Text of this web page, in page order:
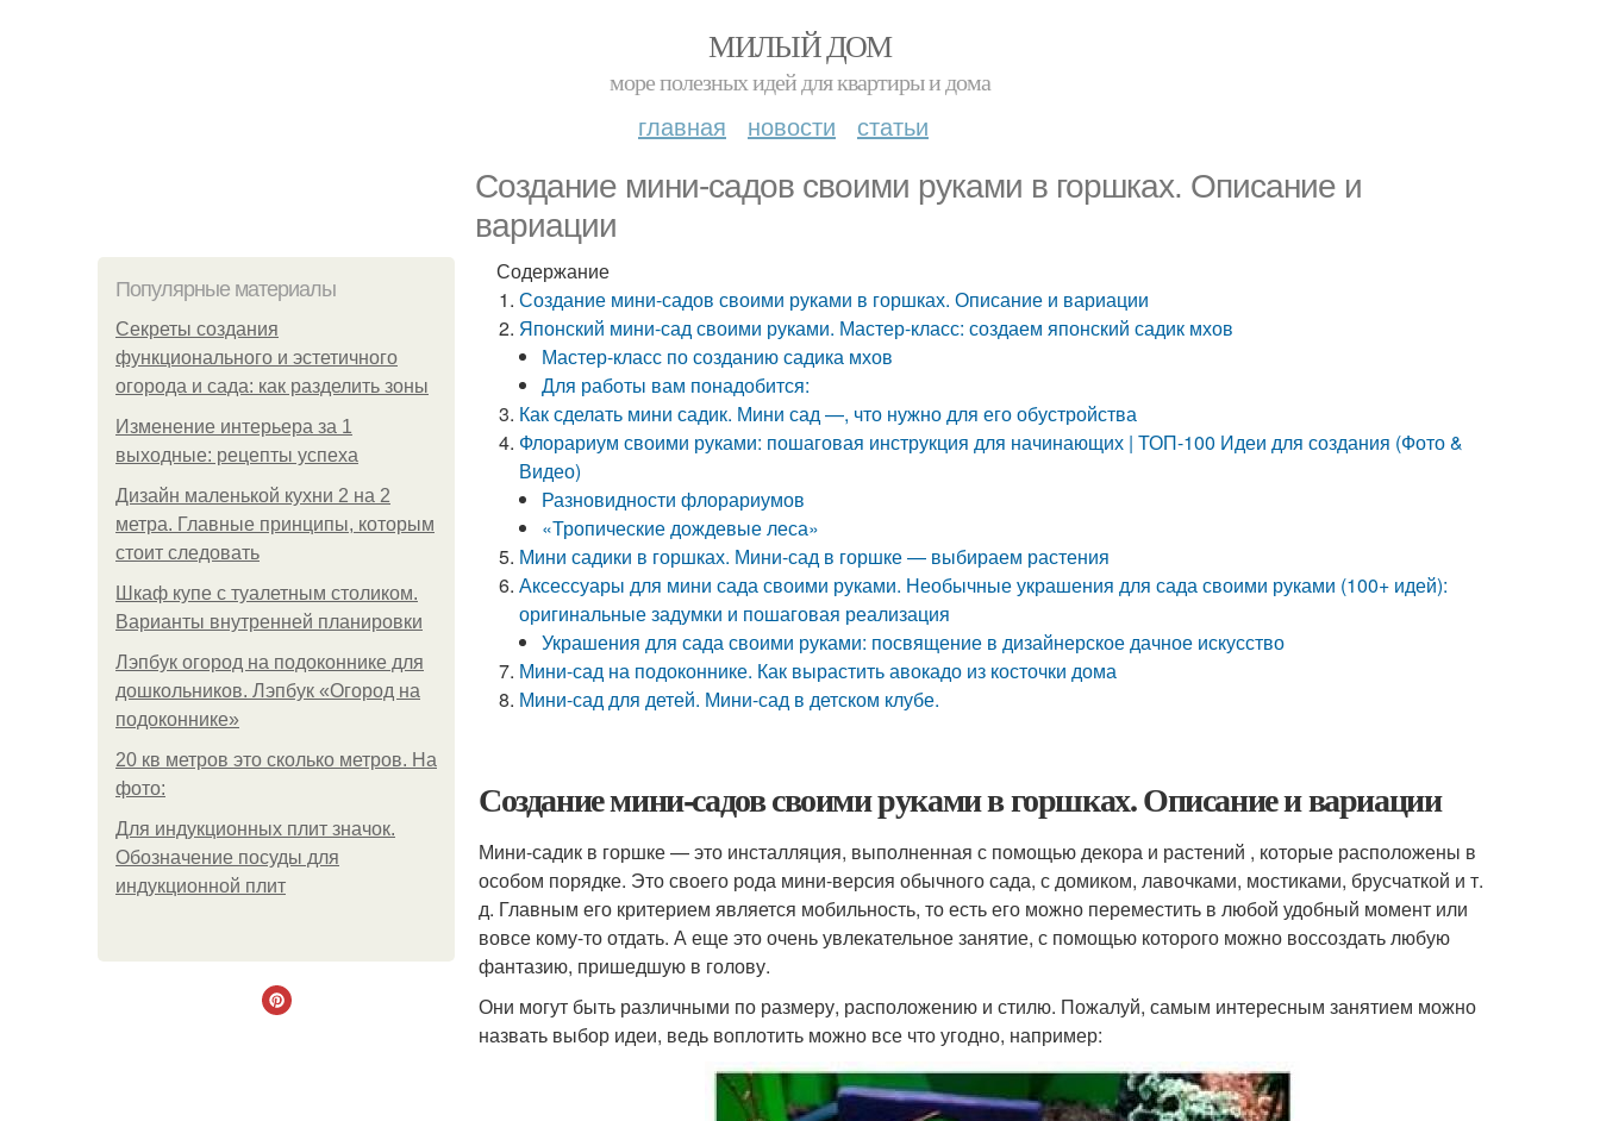
МИЛЫЙ ДОМ
море полезных идей для квартиры и дома
главная новости статьи
Создание мини-садов своими руками в горшках. Описание и
вариации
Популярные материалы
Секреты создания
функционального и эстетичного
огорода и сада: как разделить зоны
Изменение интерьера за 1
выходные: рецепты успеха
Дизайн маленькой кухни 2 на 2
метра. Главные принципы, которым
стоит следовать
Шкаф купе с туалетным столиком.
Варианты внутренней планировки
Лэпбук огород на подоконнике для
дошкольников. Лэпбук «Огород на
подоконнике»
20 кв метров это сколько метров. На
фото:
Для индукционных плит значок.
Обозначение посуды для
индукционной плит
Содержание
Создание мини-садов своими руками в горшках. Описание и вариации
Японский мини-сад своими руками. Мастер-класс: создаем японский садик мхов
Мастер-класс по созданию садика мхов
Для работы вам понадобится:
Как сделать мини садик. Мини сад —, что нужно для его обустройства
Флорариум своими руками: пошаговая инструкция для начинающих | ТОП-100 Идеи для создания (Фото &
Видео)
Разновидности флорариумов
«Тропические дождевые леса»
Мини садики в горшках. Мини-сад в горшке — выбираем растения
Аксессуары для мини сада своими руками. Необычные украшения для сада своими руками (100+ идей):
оригинальные задумки и пошаговая реализация
Украшения для сада своими руками: посвящение в дизайнерское дачное искусство
Мини-сад на подоконнике. Как вырастить авокадо из косточки дома
Мини-сад для детей. Мини-сад в детском клубе.
Создание мини-садов своими руками в горшках. Описание и вариации
Мини-садик в горшке — это инсталляция, выполненная с помощью декора и растений , которые расположены в
особом порядке. Это своего рода мини-версия обычного сада, с домиком, лавочками, мостиками, брусчаткой и т.
д. Главным его критерием является мобильность, то есть его можно переместить в любой удобный момент или
вовсе кому-то отдать. А еще это очень увлекательное занятие, с помощью которого можно воссоздать любую
фантазию, пришедшую в голову.
Они могут быть различными по размеру, расположению и стилю. Пожалуй, самым интересным занятием можно
назвать выбор идеи, ведь воплотить можно все что угодно, например: